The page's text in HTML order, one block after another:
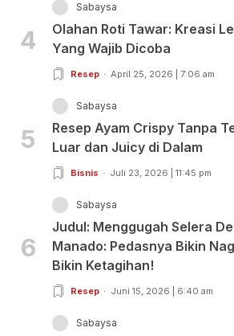
4
Sabaysa
Olahan Roti Tawar: Kreasi
Yang Wajib Dicoba
Resep April 25, 2026 | 7:06 am
5
Sabaysa
Resep Ayam Crispy Tanpa
Luar dan Juicy di Dalam
Bisnis Juli 23, 2026 | 11:45 pm
6
Sabaysa
Judul: Menggugah Selera
Manado: Pedasnya Bikin
Bikin Ketagihan!
Resep Juni 15, 2026 | 6:40 am
Sabaysa